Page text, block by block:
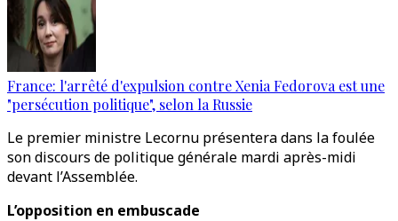
France: l'arrêté d'expulsion contre Xenia Fedorova est une
"persécution politique", selon la Russie
Le premier ministre Lecornu présentera dans la foulée
son discours de politique générale mardi après-midi
devant l’Assemblée.
L’opposition en embuscade